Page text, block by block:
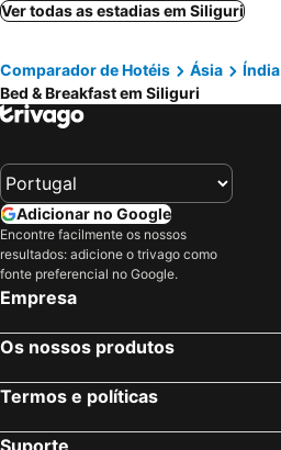
Ver todas as estadias em Siliguri
Comparador de Hotéis Ásia Índia
Bed & Breakfast em Siliguri
Adicionar no Google
Encontre facilmente os nossos
resultados: adicione o trivago como
fonte preferencial no Google.
Empresa
Os nossos produtos
Termos e políticas
Suporte